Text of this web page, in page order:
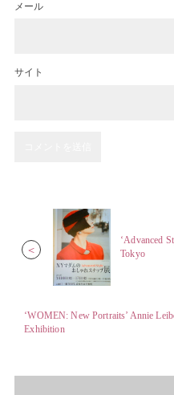
メール
サイト
＜
‘Advanced
Tokyo
‘WOMEN: New Portraits’ Annie
Exhibition